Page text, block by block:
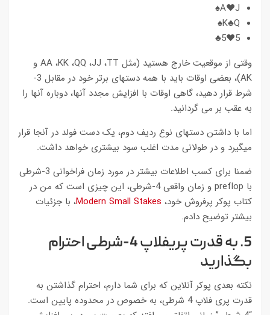
A♥J♠
K♣Q♠
5♥5♣
وقتی از موقعیت خارج هستید (مثل AA ،KK ،QQ ،JJ ،TT و
AK)، بعضی اوقات باید با همه دستهای برتر خود در مقابل 3-
شرط قرار دهید، گاهی اوقات با افزایش مجدد آنها، دوباره آنها را
به عقب بر می گردانید.
اما با داشتن دستهای نوع ردیف دوم، یک دست فولد در آنجا قرار
میگیرد و در طولانی مدت اغلب سود بیشتری خواهد داشت.
ضمنا برای کسب اطلاعات بیشتر در مورد زمان فراخوانی 3-شرطی
با preflop و زمان واقعی 4-شرطی، این چیزی است که من در
کتاب پوکر پرفروش خود، Modern Small Stakes، با جزئیات
بیشتر توضیح دادم.
5. به قدرت پریفلاپ 4-شرطی احترام
بگذارید
نکته بعدی پوکر آنلاین که برای شما دارم، احترام گذاشتن به
قدرت پری فلاپ 4 شرطی، به خصوص در محدوده پایین است.